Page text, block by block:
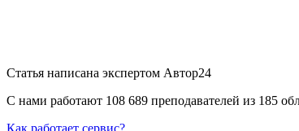
Статья написана экспертом Автор24
С нами работают 108 689 преподавателей из 185
Как работает сервис?